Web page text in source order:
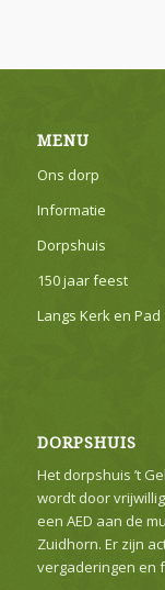
MENU
Ons dorp
Informatie
Dorpshuis
150 jaar feest
Langs Kerk en Pad
DORPSHUIS
Het dorpshuis ’t
wordt door
een AED aan de
Zuidhorn. Er zijn
vergaderingen en